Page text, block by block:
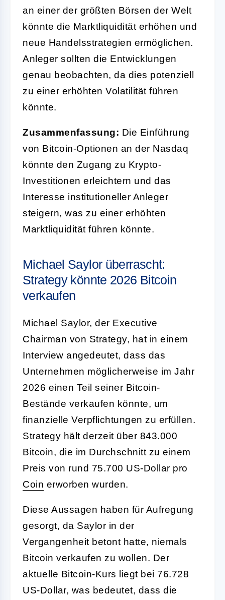
an einer der größten Börsen der Welt
könnte die Marktliquidität erhöhen und
neue Handelsstrategien ermöglichen.
Anleger sollten die Entwicklungen
genau beobachten, da dies potenziell
zu einer erhöhten Volatilität führen
könnte.
Zusammenfassung: Die Einführung
von Bitcoin-Optionen an der Nasdaq
könnte den Zugang zu Krypto-
Investitionen erleichtern und das
Interesse institutioneller Anleger
steigern, was zu einer erhöhten
Marktliquidität führen könnte.
Michael Saylor überrascht:
Strategy könnte 2026 Bitcoin
verkaufen
Michael Saylor, der Executive
Chairman von Strategy, hat in einem
Interview angedeutet, dass das
Unternehmen möglicherweise im Jahr
2026 einen Teil seiner Bitcoin-
Bestände verkaufen könnte, um
finanzielle Verpflichtungen zu erfüllen.
Strategy hält derzeit über 843.000
Bitcoin, die im Durchschnitt zu einem
Preis von rund 75.700 US-Dollar pro
Coin erworben wurden.
Diese Aussagen haben für Aufregung
gesorgt, da Saylor in der
Vergangenheit betont hatte, niemals
Bitcoin verkaufen zu wollen. Der
aktuelle Bitcoin-Kurs liegt bei 76.728
US-Dollar, was bedeutet, dass die